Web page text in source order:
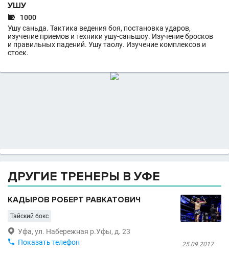
УШУ

1000
Ушу саньда. Тактика ведения боя, постановка ударов,
изучение приемов и техники ушу-саньшоу. Изучение бросков
и правильных падений. Ушу таолу. Изучение комплексов и
стоек.
ДРУГИЕ ТРЕНЕРЫ В УФЕ
КАДЫРОВ РОБЕРТ РАВКАТОВИЧ
Тайский бокс
 Уфа, ул. Набережная р.Уфы, д. 23
25.09.2017
 Показать телефон